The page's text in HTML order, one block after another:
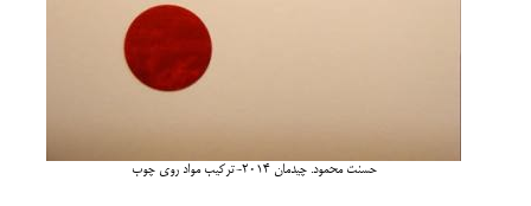
حسنت محمود. چیدمان 2014-ترکیب مواد روی چوب